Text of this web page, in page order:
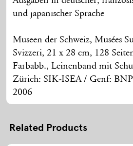
und japanischer Sprache
Museen der Schweiz, Musées
Svizzeri, 21 x 28 cm, 128
Farbabb., Leinenband mit
Zürich: SIK-ISEA / Genf: BNP
2006
Related Products